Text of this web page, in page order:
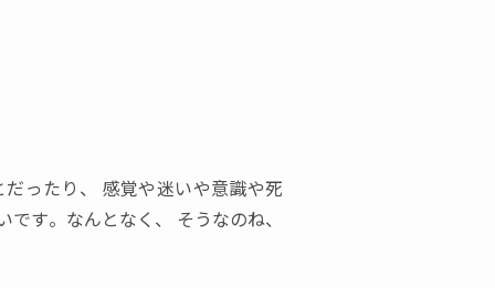
ったり 、
感覚や迷いや意識や死
です。なんとなく 、 そうなのね、